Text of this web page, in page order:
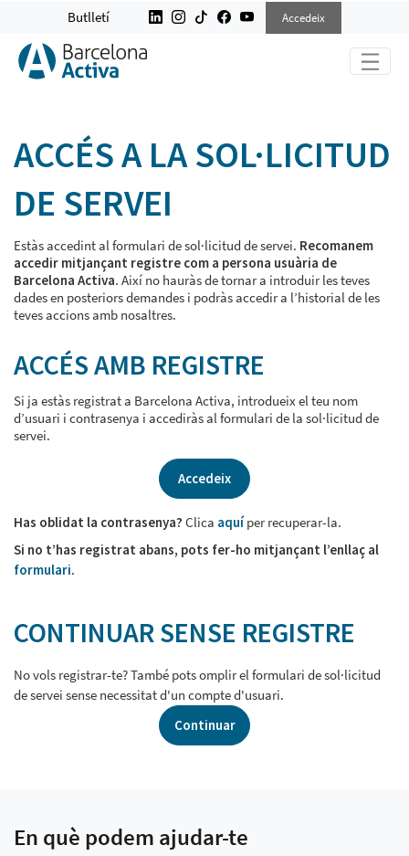
ACCEDEIX A SERVEIS
Butlletí Accedeix
ACCÉS A LA SOL·LICITUD
DE SERVEI
Estàs accedint al formulari de sol·licitud de servei. Recomanem
accedir mitjançant registre com a persona usuària de
Barcelona Activa. Així no hauràs de tornar a introduir les teves
dades en posteriors demandes i podràs accedir a l’historial de les
teves accions amb nosaltres.
ACCÉS AMB REGISTRE
Si ja estàs registrat a Barcelona Activa, introdueix el teu nom
d’usuari i contrasenya i accediràs al formulari de la sol·licitud de
servei.
Accedeix
Has oblidat la contrasenya? Clica aquí per recuperar-la.
Si no t’has registrat abans, pots fer-ho mitjançant l’enllaç al
formulari.
CONTINUAR SENSE REGISTRE
No vols registrar-te? També pots omplir el formulari de sol·licitud
de servei sense necessitat d'un compte d'usuari.
Continuar
En què podem ajudar-te